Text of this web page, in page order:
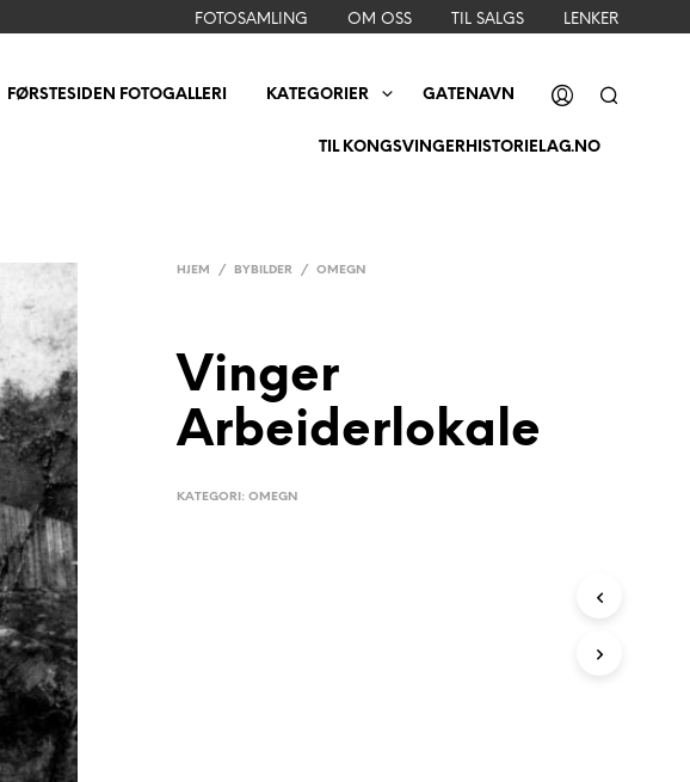
FOTOSAMLING OM OSS TIL SALGS LENKER
FØRSTESIDEN FOTOGALLERI KATEGORIER GATENAVN
TIL KONGSVINGERHISTORIELAG.NO
HJEM / BYBILDER / OMEGN
Vinger
Arbeiderlokale
KATEGORI: OMEGN